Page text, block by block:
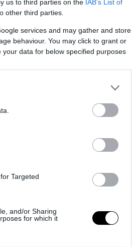
us to third parties on the IAB’s List of
other third parties.
services and may gather and store
behaviour. You may click to grant or
data for below specified purposes
Targeted
and/or Sharing
for which it
è lanciato Roberto Burioni
(uno che col
e niente e che anche sui vaccini ha fatto
per il bene comune”, commenta ancora
meglio babbei che Burioni …